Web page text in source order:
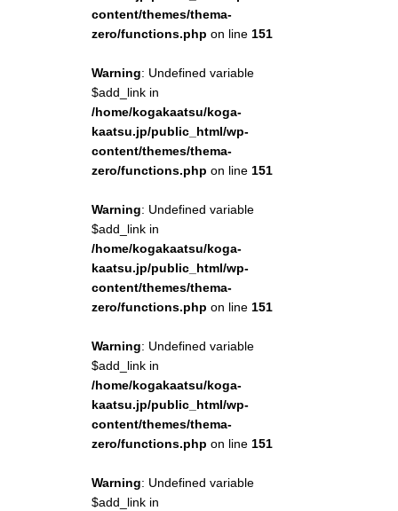
content/themes/thema-
zero/functions.php on line 151
Warning: Undefined variable
$add_link in
/home/kogakaatsu/koga-
kaatsu.jp/public_html/wp-
content/themes/thema-
zero/functions.php on line 151
Warning: Undefined variable
$add_link in
/home/kogakaatsu/koga-
kaatsu.jp/public_html/wp-
content/themes/thema-
zero/functions.php on line 151
Warning: Undefined variable
$add_link in
/home/kogakaatsu/koga-
kaatsu.jp/public_html/wp-
content/themes/thema-
zero/functions.php on line 151
Warning: Undefined variable
$add_link in